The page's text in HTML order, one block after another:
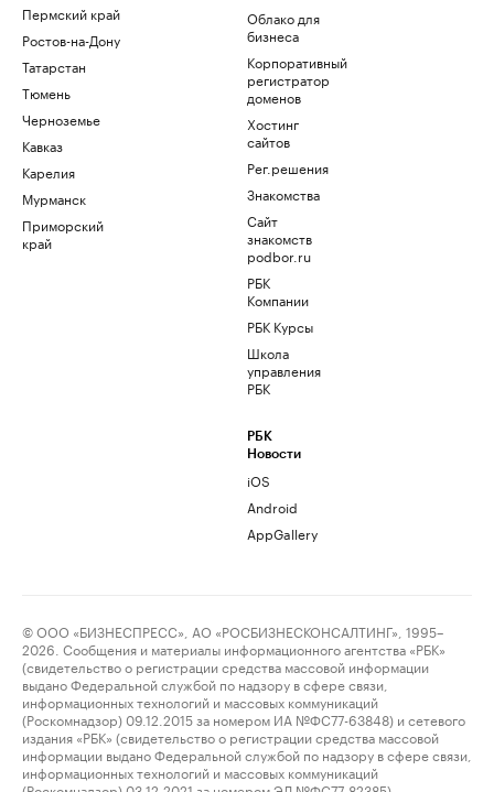
Пермский край
Ростов-на-Дону
Татарстан
Тюмень
Черноземье
Кавказ
Карелия
Мурманск
Приморский
край
Облако для
бизнеса
Корпоративный
регистратор
доменов
Хостинг
сайтов
Рег.решения
Знакомства
Сайт
знакомств
podbor.ru
РБК
Компании
РБК Курсы
Школа
управления
РБК
РБК
Новости
iOS
Android
AppGallery
© ООО «БИЗНЕСПРЕСС», АО «РОСБИЗНЕСКОНСАЛТИНГ», 1995–
2026. Сообщения и материалы информационного агентства «РБК»
(свидетельство о регистрации средства массовой информации
выдано Федеральной службой по надзору в сфере связи,
информационных технологий и массовых коммуникаций
(Роскомнадзор) 09.12.2015 за номером ИА №ФС77-63848) и сетевого
издания «РБК» (свидетельство о регистрации средства массовой
информации выдано Федеральной службой по надзору в сфере связи,
информационных технологий и массовых коммуникаций